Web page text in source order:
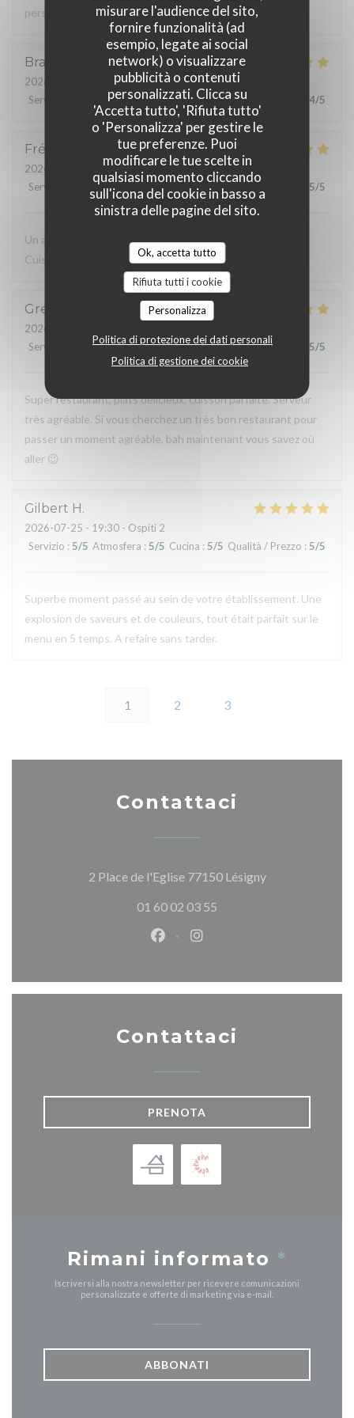
misurare l'audience del sito,
fornire funzionalità (ad
esempio, legate ai social
network) o visualizzare
pubblicità o contenuti
personalizzati. Clicca su
'Accetta tutto', 'Rifiuta tutto'
o 'Personalizza' per gestire le
tue preferenze. Puoi
modificare le tue scelte in
qualsiasi momento cliccando
sull'icona del cookie in basso a
sinistra delle pagine del sito.
Ok, accetta tutto
Rifiuta tutti i cookie
Personalizza
Politica di protezione dei dati personali
Politica di gestione dei cookie
personne.
Braud
2026-07-29
- 20:00 - Ospiti 3
Servizio
Atmosfera: 5/5 Cucina:5/5 Qualità / Prezzo 4/5
Frédérique
2026-07-31
- 12:30 - Ospiti 2
Servizio
Atmosfera 5 /5 Cucina 5 /5 5/5
Un accueil sympathique Des plats originaux et savoureux
Cuisson au top pour mon.coeur de rumstaek
Gregory
2026-07-28
Servizio
Atmosfera:5/5 Cucina:5/5 Qualità / Prezzo 5/5
Super restaurant, plats délicieux, cuisson parfaite. Serveur
très agréable. Si vous cherchez un très bon restaurant pour
passer un moment agréable, bah maintenant vous savez où
aller 😉
Gilbert H
2026-07-25 - 19:30 - Ospiti 2
Servizio :5/5 Atmosfera : 5/5 Cucina : 5/5 Qualità / Prezzo : 5/5
Superbe moment passé au sein de votre établissement. Une
explosion de saveurs et de couleurs, tout était parfait sur le
menu en 5 temps. A refaire sans tarder.
1 2 3
Contattaci
2 Place de l'Eglise 77150 Lésigny((apre una
01 60 02 03 55
Facebook ((apre una nuova
Instagram ((apre una
Contattaci
PRENOTA
Rimani informato *
Iscriversi alla nostra newsletter per ricevere comunicazioni
personalizzate e offerte di marketing via e-mail.
ABBONATI